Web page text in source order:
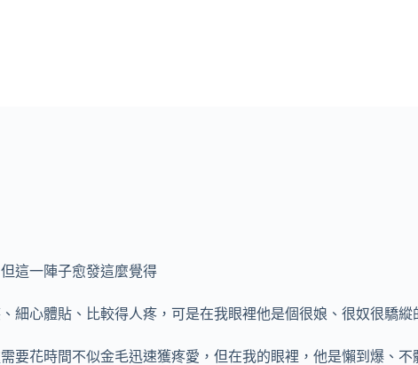
這一陣子愈發這麼覺得
細心體貼、比較得人疼，可是在我眼裡他是個很娘、很奴很驕
要花時間不似金毛迅速獲疼愛，但在我的眼裡，他是懶到爆、